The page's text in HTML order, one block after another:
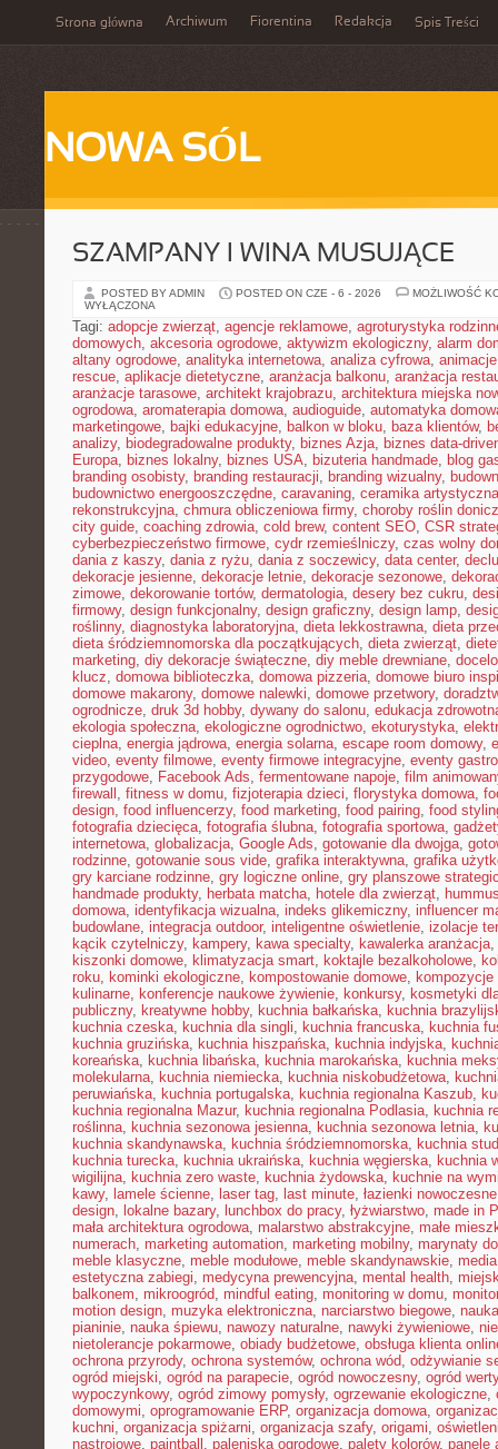
Strona główna Archiwum Fiorentina Redakcja Spis Treści
NOWA SÓL
SZAMPANY I WINA MUSUJĄCE
POSTED BY ADMIN POSTED ON CZE - 6 - 2026
MOŻLIWOŚĆ
WYŁĄCZONA
Tagi: adopcje zwierząt, agencje reklamowe, agroturystyka
domowych, akcesoria ogrodowe, aktywizm ekologiczny, alarm
altany ogrodowe, analityka internetowa, analiza cyfrowa,
rescue, aplikacje dietetyczne, aranżacja balkonu, aranżacja
aranżacje tarasowe, architekt krajobrazu, architektura miejska
ogrodowa, aromaterapia domowa, audioguide, automatyka
marketingowe, bajki edukacyjne, balkon w bloku, baza klientów,
analizy, biodegradowalne produkty, biznes Azja, biznes data-
Europa, biznes lokalny, biznes USA, bizuteria handmade, blog
branding osobisty, branding restauracji, branding wizualny,
budownictwo energooszczędne, caravaning, ceramika artystyczna
rekonstrukcyjna, chmura obliczeniowa firmy, choroby roślin
city guide, coaching zdrowia, cold brew, content SEO, CSR
cyberbezpieczeństwo firmowe, cydr rzemieślniczy, czas wolny
dania z kaszy, dania z ryżu, dania z soczewicy, data center,
dekoracje jesienne, dekoracje letnie, dekoracje sezonowe,
zimowe, dekorowanie tortów, dermatologia, desery bez cukru,
firmowy, design funkcjonalny, design graficzny, design lamp,
roślinny, diagnostyka laboratoryjna, dieta lekkostrawna, dieta
dieta śródziemnomorska dla początkujących, dieta zwierząt,
marketing, diy dekoracje świąteczne, diy meble drewniane,
klucz, domowa biblioteczka, domowa pizzeria, domowe biuro
domowe makarony, domowe nalewki, domowe przetwory,
ogrodnicze, druk 3d hobby, dywany do salonu, edukacja
ekologia społeczna, ekologiczne ogrodnictwo, ekoturystyka,
cieplna, energia jądrowa, energia solarna, escape room domowy,
video, eventy filmowe, eventy firmowe integracyjne, eventy
przygodowe, Facebook Ads, fermentowane napoje, film
firewall , fitness w domu, fizjoterapia dzieci, florystyka domowa,
design, food influencerzy, food marketing, food pairing, food
fotografia dziecięca, fotografia ślubna, fotografia sportowa,
internetowa, globalizacja, Google Ads, gotowanie dla dwojga,
rodzinne, gotowanie sous vide, grafika interaktywna, grafika
gry karciane rodzinne, gry logiczne online, gry planszowe
handmade produkty, herbata matcha, hotele dla zwierząt,
domowa, identyfikacja wizualna, indeks glikemiczny, influencer
budowlane, integracja outdoor, inteligentne oświetlenie, izolacje
kącik czytelniczy, kampery, kawa specialty, kawalerka aranżacja,
kiszonki domowe, klimatyzacja smart, koktajle bezalkoholowe,
roku, kominki ekologiczne, kompostowanie domowe, kompozycje
kulinarne, konferencje naukowe żywienie, konkursy, kosmetyki
publiczny, kreatywne hobby, kuchnia bałkańska, kuchnia
kuchnia czeska, kuchnia dla singli, kuchnia francuska, kuchnia
kuchnia gruzińska, kuchnia hiszpańska, kuchnia indyjska,
koreańska, kuchnia libańska, kuchnia marokańska, kuchnia
molekularna, kuchnia niemiecka, kuchnia niskobudżetowa,
peruwiańska, kuchnia portugalska, kuchnia regionalna Kaszub,
kuchnia regionalna Mazur, kuchnia regionalna Podlasia, kuchnia
roślinna, kuchnia sezonowa jesienna, kuchnia sezonowa letnia,
kuchnia skandynawska, kuchnia śródziemnomorska, kuchnia
kuchnia turecka, kuchnia ukraińska, kuchnia węgierska, kuchnia
wigilijna, kuchnia zero waste, kuchnia żydowska, kuchnie na
kawy, lamele ścienne, laser tag, last minute, łazienki nowoczesne
design, lokalne bazary, lunchbox do pracy, łyżwiarstwo, made in
mała architektura ogrodowa, malarstwo abstrakcyjne, małe
numerach, marketing automation, marketing mobilny, marynaty
meble klasyczne, meble modułowe, meble skandynawskie,
estetyczna zabiegi, medycyna prewencyjna, mental health,
balkonem, mikroogród, mindful eating, monitoring w domu,
motion design, muzyka elektroniczna, narciarstwo biegowe,
pianinie, nauka śpiewu, nawozy naturalne, nawyki żywieniowe,
nietolerancje pokarmowe, obiady budżetowe, obsługa klienta
ochrona przyrody, ochrona systemów, ochrona wód, odżywianie
ogród miejski, ogród na parapecie, ogród nowoczesny, ogród
wypoczynkowy, ogród zimowy pomysły, ogrzewanie ekologiczne,
domowymi, oprogramowanie ERP, organizacja domowa,
kuchni, organizacja spiżarni, organizacja szafy, origami,
nastrojowe, paintball , paleniska ogrodowe, palety kolorów, panele